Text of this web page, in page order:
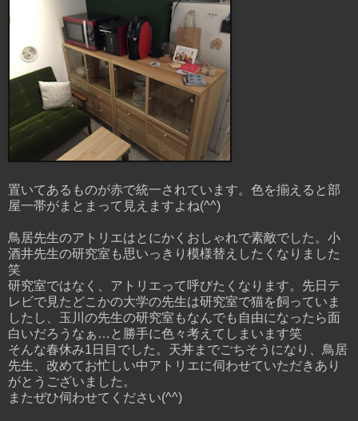
置いてあるものが赤で統一されています。色を揃えると部
屋一帯がまとまって見えますよね(^^)
鳥居先生のアトリエはとにかくおしゃれで素敵でした。小
酒井先生の研究室も思いっきり模様替えしたくなりました
笑
研究室ではなく、アトリエって呼びたくなります。先日テ
レビで見たどこかの大学の先生は研究室で猫を飼っていま
したし、玉川の先生の研究室もなんでも自由になったら面
白いだろうなぁ…と勝手に色々考えてしまいます笑
そんな春休み1日目でした。天丼までごちそうになり、鳥居
先生、改めてお忙しい中アトリエに伺わせていただきあり
がとうございました。
またぜひ伺わせてください(^^)